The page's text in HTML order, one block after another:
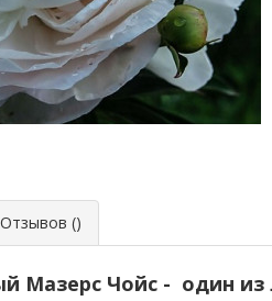
Отзывов ()
Мазерс Чойс - один